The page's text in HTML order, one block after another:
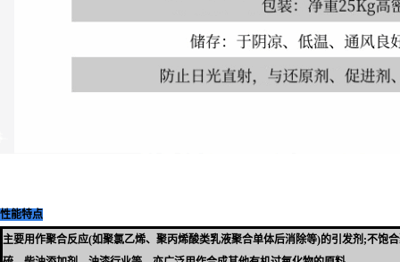
性能特点
主要用作聚合反应(如聚氯乙烯、聚丙烯酸类乳液聚合单体后消除等)的引发剂 ;不饱